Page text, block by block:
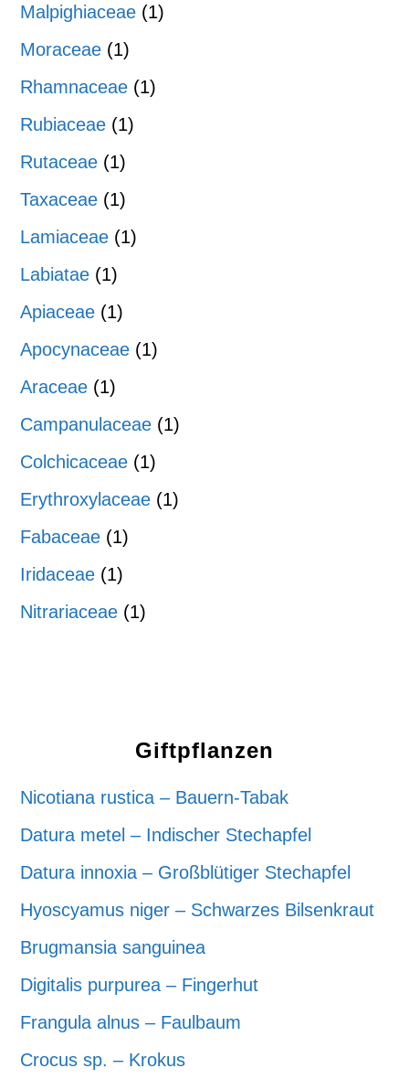
Malpighiaceae (1)
Moraceae (1)
Rhamnaceae (1)
Rubiaceae (1)
Rutaceae (1)
Taxaceae (1)
Lamiaceae (1)
Labiatae (1)
Apiaceae (1)
Apocynaceae (1)
Araceae (1)
Campanulaceae (1)
Colchicaceae (1)
Erythroxylaceae (1)
Fabaceae (1)
Iridaceae (1)
Nitrariaceae (1)
Giftpflanzen
Nicotiana rustica – Bauern-Tabak
Datura metel – Indischer Stechapfel
Datura innoxia – Großblütiger Stechapfel
Hyoscyamus niger – Schwarzes Bilsenkraut
Brugmansia sanguinea
Digitalis purpurea – Fingerhut
Frangula alnus – Faulbaum
Crocus sp. – Krokus